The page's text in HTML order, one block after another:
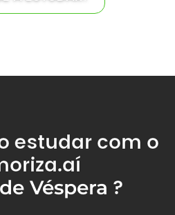
estudar com o
Véspera ?